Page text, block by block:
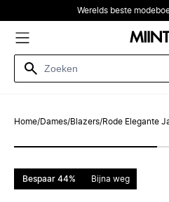
Werelds beste
Home/Dames/Blazers/Rode Elegante
Bespaar 44% Bijna weg